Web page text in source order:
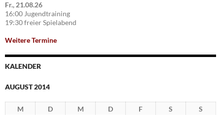
Fr., 21.08.26
16:00 Jugendtraining
19:30 freier Spielabend
Weitere Termine
KALENDER
AUGUST 2014
M D M D F S
S